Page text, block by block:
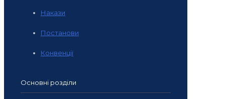
Накази
Постанови
Конвенції
Основні розділи